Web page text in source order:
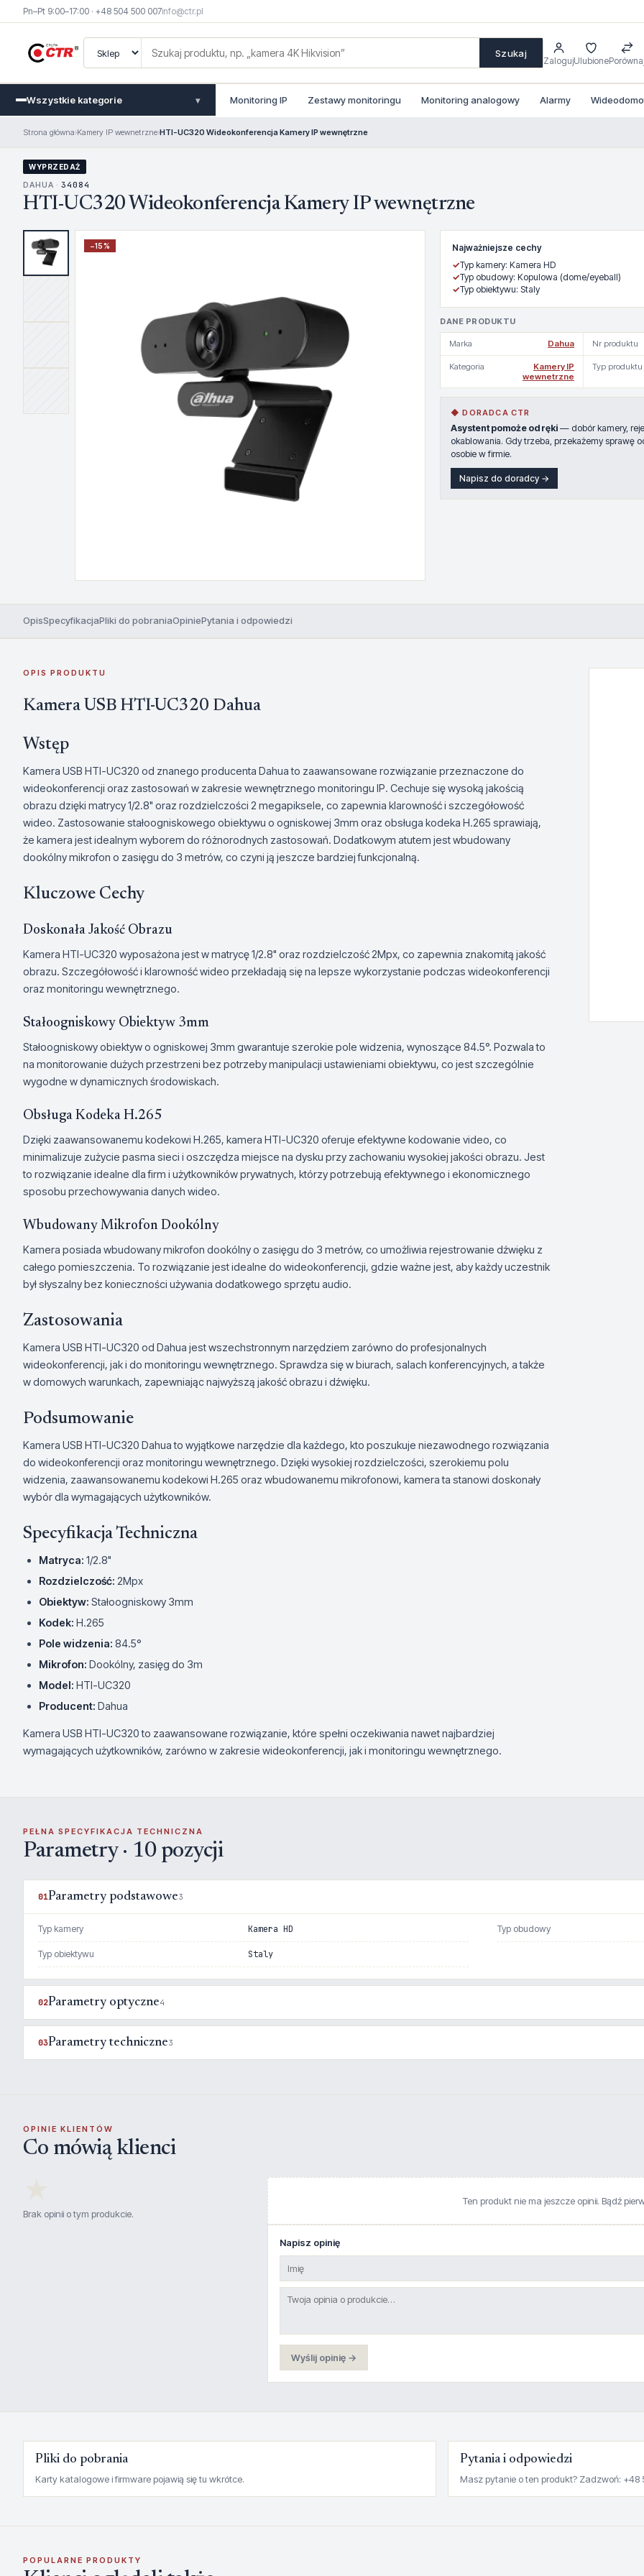
Pn–Pt 9:00–17:00 · +48 504 500 007info@ctr.pl
Szukaj
ZalogujUlubionePorównaj
Wszystkie kategorie ▾ Monitoring IP Zestawy monitoringu Monitoring analogowy Alarmy
Strona główna›Kamery IP wewnetrzne›HTI-UC320 Wideokonferencja Kamery IP wewnętrzne
WYPRZEDAŻ
DAHUA · 34084
HTI-UC320 Wideokonferencja Kamery IP wewnętrzne
−15%
Najważniejsze cechy
✓Typ kamery: Kamera HD
✓Typ obudowy: Kopulowa (dome/eyeball)
✓Typ obiektywu: Staly
DANE PRODUKTU
Marka Dahua Nr produktu
Kategoria
Kamery IP
wewnetrzne
Typ produktu
◆ DORADCA CTR
Asystent pomoże od ręki — dobór kamery,
okablowania. Gdy trzeba, przekażemy sprawę
osobie w firmie.
Napisz do doradcy →
OpisSpecyfikacjaPliki do pobraniaOpiniePytania i odpowiedzi
OPIS PRODUKTU
Kamera USB HTI-UC320 Dahua
Wstęp
Kamera USB HTI-UC320 od znanego producenta Dahua to zaawansowane rozwiązanie przeznaczone do
wideokonferencji oraz zastosowań w zakresie wewnętrznego monitoringu IP. Cechuje się wysoką jakością
obrazu dzięki matrycy 1/2.8" oraz rozdzielczości 2 megapiksele, co zapewnia klarowność i szczegółowość
wideo. Zastosowanie stałoogniskowego obiektywu o ogniskowej 3mm oraz obsługa kodeka H.265 sprawiają,
że kamera jest idealnym wyborem do różnorodnych zastosowań. Dodatkowym atutem jest wbudowany
dookólny mikrofon o zasięgu do 3 metrów, co czyni ją jeszcze bardziej funkcjonalną.
Kluczowe Cechy
Doskonała Jakość Obrazu
Kamera HTI-UC320 wyposażona jest w matrycę 1/2.8" oraz rozdzielczość 2Mpx, co zapewnia znakomitą jakość
obrazu. Szczegółowość i klarowność wideo przekładają się na lepsze wykorzystanie podczas wideokonferencji
oraz monitoringu wewnętrznego.
Stałoogniskowy Obiektyw 3mm
Stałoogniskowy obiektyw o ogniskowej 3mm gwarantuje szerokie pole widzenia, wynoszące 84.5°. Pozwala to
na monitorowanie dużych przestrzeni bez potrzeby manipulacji ustawieniami obiektywu, co jest szczególnie
wygodne w dynamicznych środowiskach.
Obsługa Kodeka H.265
Dzięki zaawansowanemu kodekowi H.265, kamera HTI-UC320 oferuje efektywne kodowanie video, co
minimalizuje zużycie pasma sieci i oszczędza miejsce na dysku przy zachowaniu wysokiej jakości obrazu. Jest
to rozwiązanie idealne dla firm i użytkowników prywatnych, którzy potrzebują efektywnego i ekonomicznego
sposobu przechowywania danych wideo.
Wbudowany Mikrofon Dookólny
Kamera posiada wbudowany mikrofon dookólny o zasięgu do 3 metrów, co umożliwia rejestrowanie dźwięku z
całego pomieszczenia. To rozwiązanie jest idealne do wideokonferencji, gdzie ważne jest, aby każdy uczestnik
był słyszalny bez konieczności używania dodatkowego sprzętu audio.
Zastosowania
Kamera USB HTI-UC320 od Dahua jest wszechstronnym narzędziem zarówno do profesjonalnych
wideokonferencji, jak i do monitoringu wewnętrznego. Sprawdza się w biurach, salach konferencyjnych, a także
w domowych warunkach, zapewniając najwyższą jakość obrazu i dźwięku.
Podsumowanie
Kamera USB HTI-UC320 Dahua to wyjątkowe narzędzie dla każdego, kto poszukuje niezawodnego rozwiązania
do wideokonferencji oraz monitoringu wewnętrznego. Dzięki wysokiej rozdzielczości, szerokiemu polu
widzenia, zaawansowanemu kodekowi H.265 oraz wbudowanemu mikrofonowi, kamera ta stanowi doskonały
wybór dla wymagających użytkowników.
Specyfikacja Techniczna
Matryca: 1/2.8"
Rozdzielczość: 2Mpx
Obiektyw: Stałoogniskowy 3mm
Kodek: H.265
Pole widzenia: 84.5°
Mikrofon: Dookólny, zasięg do 3m
Model: HTI-UC320
Producent: Dahua
Kamera USB HTI-UC320 to zaawansowane rozwiązanie, które spełni oczekiwania nawet najbardziej
wymagających użytkowników, zarówno w zakresie wideokonferencji, jak i monitoringu wewnętrznego.
PEŁNA SPECYFIKACJA TECHNICZNA
Parametry · 10 pozycji
01Parametry podstawowe3
Typ kamery Kamera HD Typ obudowy
Typ obiektywu Staly
02Parametry optyczne4
03Parametry techniczne3
OPINIE KLIENTÓW
Co mówią klienci
Brak opinii o tym produkcie.
Ten produkt nie ma jeszcze opinii. Bądź
Napisz opinię
Wyślij opinię →
Pliki do pobrania
Karty katalogowe i firmware pojawią się tu wkrótce.
Pytania i odpowiedzi
Masz pytanie o ten produkt? Zadzwoń: +48
POPULARNE PRODUKTY